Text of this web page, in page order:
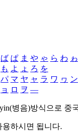
ば ぱ ま や ゃ ら わ ゎ
も よ ょ ろ を
パ マ ヤ ャ ラ ワ ヮ ン
ョ ロ ヲ ―
병음)방식으로 중
하시면 됩니다.